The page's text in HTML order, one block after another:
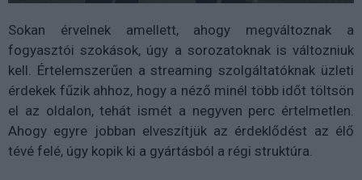
Sokan érvelnek amellett, ahogy megváltoznak a
fogyasztói szokások, úgy a sorozatoknak is változniuk
kell. Értelemszerűen a streaming szolgáltatóknak üzleti
érdekek fűzik ahhoz, hogy a néző minél több időt töltsön
el az oldalon, tehát ismét a negyven perc értelmetlen.
Ahogy egyre jobban elveszítjük az érdeklődést az élő
tévé felé, úgy kopik ki a gyártásból a régi struktúra.